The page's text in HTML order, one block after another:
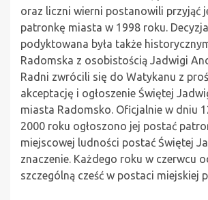
oraz liczni wierni postanowili przyjąć
patronkę miasta w 1998 roku.
podyktowana była także
Radomska z osobistością Jadwigi
Radni zwrócili się do Watykanu z
akceptację i ogłoszenie Świętej
miasta Radomsko. Oficjalnie w dniu
2000 roku ogłoszono jej postać
miejscowej ludności postać Świętej
znaczenie. Każdego roku w czerwcu
szczególną cześć w postaci miejskiej